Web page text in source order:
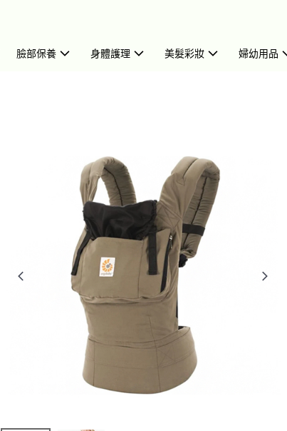
臉部保養 身體護理 美髮彩妝 婦幼用品